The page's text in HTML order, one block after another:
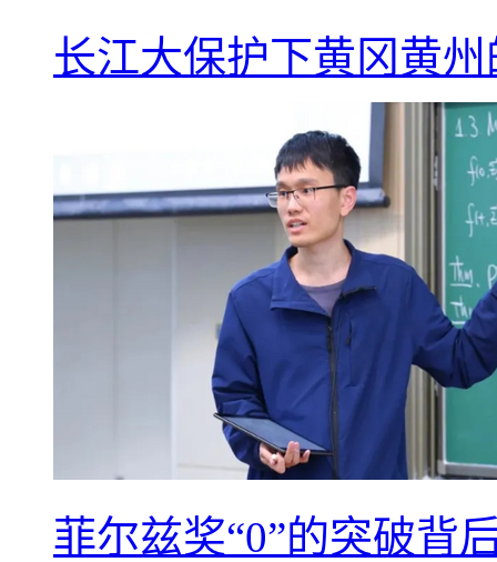
长江大保护下黄冈黄
菲尔兹奖“0”的突破背